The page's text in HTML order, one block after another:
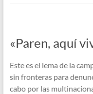
«Paren, aquí
Este es el lema de la
sin fronteras para
cabo por las